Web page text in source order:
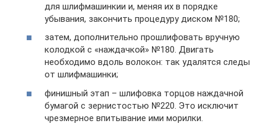
для шлифмашинкии и, меняя их в порядке
убывания, закончить процедуру диском №180;
затем, дополнительно прошлифовать вручную
колодкой с «наждачкой» №180. Двигать
необходимо вдоль волокон: так удалятся следы
от шлифмашинки;
финишный этап – шлифовка торцов наждачной
бумагой с зернистостью №220. Это исключит
чрезмерное впитывание ими морилки.